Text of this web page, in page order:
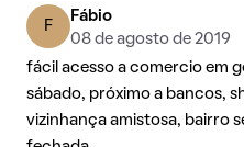
F
Fábio
08 de agosto de 2019
fácil acesso a comercio em
sábado, próximo a bancos,
vizinhança amistosa, bairro